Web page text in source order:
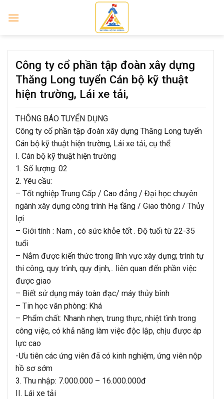
Công ty cổ phần tập đoàn xây dựng
Thăng Long tuyển Cán bộ kỹ thuật
hiện trường, Lái xe tải,
THÔNG BÁO TUYỂN DỤNG
Công ty cổ phần tập đoàn xây dựng Thăng Long tuyển
Cán bộ kỹ thuật hiện trường, Lái xe tải, cụ thể:
I. Cán bộ kỹ thuật hiện trường
1. Số lượng: 02
2. Yêu cầu:
– Tốt nghiệp Trung Cấp / Cao đẳng / Đại học chuyên
ngành xây dựng công trình Hạ tầng / Giao thông / Thủy
lợi
– Giới tính : Nam , có sức khỏe tốt . Độ tuổi từ 22-35
tuổi
– Nắm được kiến thức trong lĩnh vực xây dựng; trình tự
thi công, quy trình, quy định,.. liên quan đến phần việc
được giao
– Biết sử dụng máy toàn đạc/ máy thủy bình
– Tin học văn phòng: Khá
– Phẩm chất: Nhanh nhẹn, trung thực, nhiệt tình trong
công việc, có khả năng làm việc độc lập, chịu được áp
lực cao
-Ưu tiên các ứng viên đã có kinh nghiệm, ứng viên nộp
hồ sơ sớm
3. Thu nhập: 7.000.000 – 16.000.000đ
II. Lái xe tải